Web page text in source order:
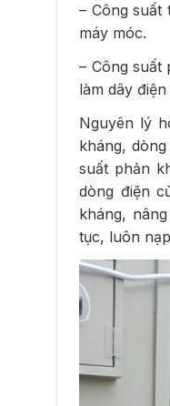
– Công suất
máy móc.
– Công suất
làm dây
Nguyên lý
kháng,
suất phản
dòng điện
kháng,
tục, luôn